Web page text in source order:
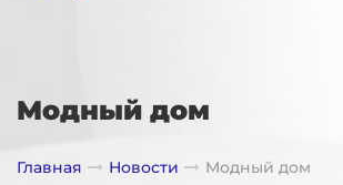
Модный дом
Главная Новости Модный дом